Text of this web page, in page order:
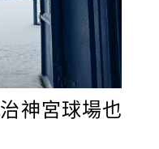
神宮球場也